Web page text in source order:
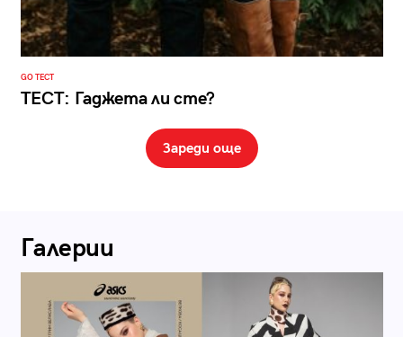
GO ТЕСТ
ТЕСТ: Гаджета ли сте?
Зареди още
Галерии